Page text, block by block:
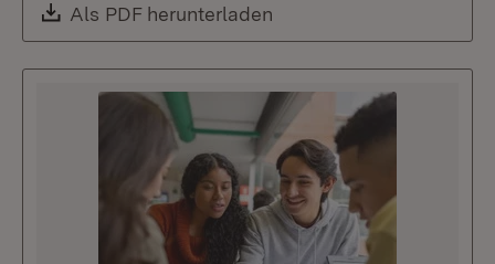
Download:
Als PDF herunterladen